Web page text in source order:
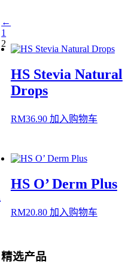
HS Stevia Natural
Drops
RM36.90 加入购物车
HS O’ Derm Plus
RM20.80 加入购物车
←
1
2
精选产品